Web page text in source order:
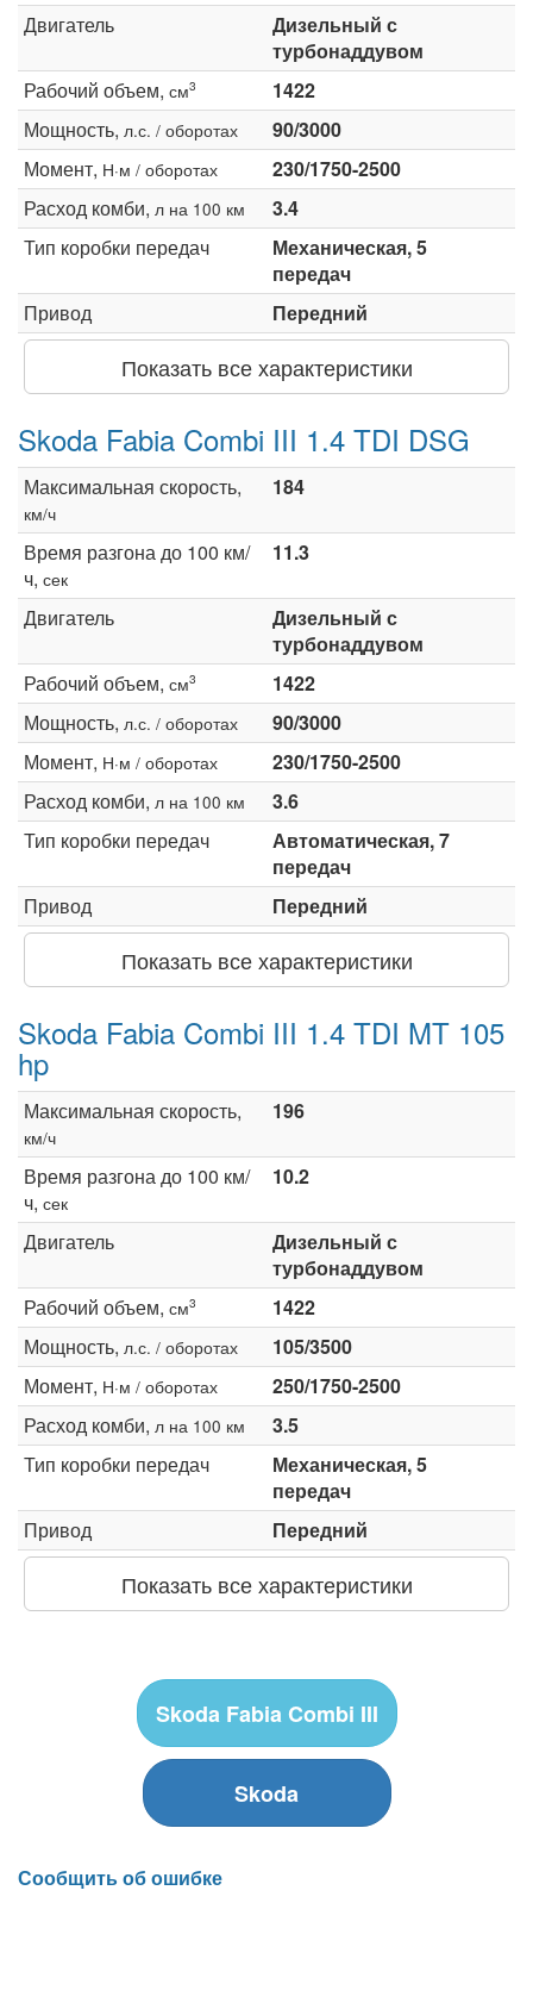
Двигатель
Дизельный с
турбонаддувом
Рабочий объем, см3
1422
Мощность, л.с. / оборотах
90/3000
Момент, Н·м / оборотах
230/1750-2500
Расход комби, л на 100 км
3.4
Тип коробки передач
Механическая, 5
передач
Привод
Передний
Показать все характеристики
Skoda Fabia Combi III 1.4 TDI DSG
Максимальная скорость,
км/ч
184
Время разгона до 100 км/
ч, сек
11.3
Двигатель
Дизельный с
турбонаддувом
Рабочий объем, см3
1422
Мощность, л.с. / оборотах
90/3000
Момент, Н·м / оборотах
230/1750-2500
Расход комби, л на 100 км
3.6
Тип коробки передач
Автоматическая, 7
передач
Привод
Передний
Показать все характеристики
Skoda Fabia Combi III 1.4 TDI MT 105
hp
Максимальная скорость,
км/ч
196
Время разгона до 100 км/
ч, сек
10.2
Двигатель
Дизельный с
турбонаддувом
Рабочий объем, см3
1422
Мощность, л.с. / оборотах
105/3500
Момент, Н·м / оборотах
250/1750-2500
Расход комби, л на 100 км
3.5
Тип коробки передач
Механическая, 5
передач
Привод
Передний
Показать все характеристики
Skoda Fabia Combi III
Skoda
Сообщить об ошибке